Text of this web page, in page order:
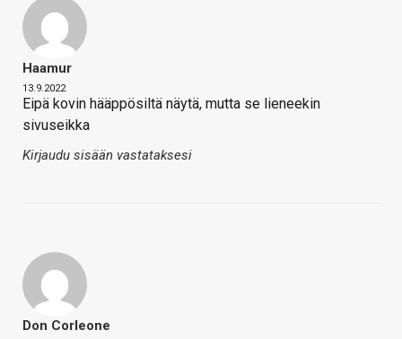
Haamur
13.9.2022
Eipä kovin hääppösiltä näytä, mutta se lieneekin
sivuseikka
Kirjaudu sisään vastataksesi
Don Corleone